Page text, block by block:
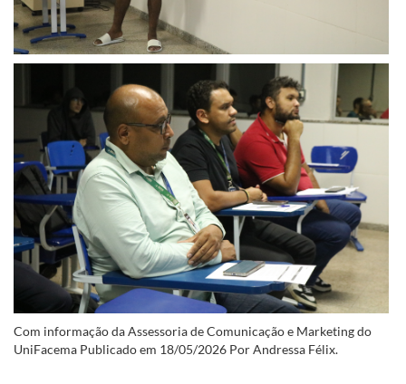
Com informação da Assessoria de Comunicação e Marketing do
UniFacema Publicado em 18/05/2026 Por Andressa Félix.